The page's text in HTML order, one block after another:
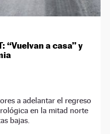
“Vuelvan a casa” y
a adelantar el regreso
en la mitad norte
bajas.